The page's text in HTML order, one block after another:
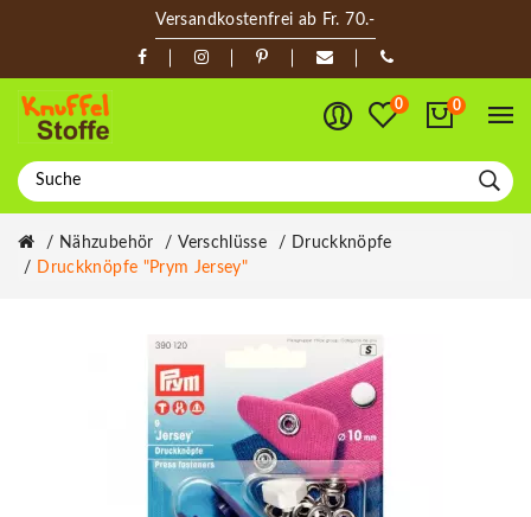
Versandkostenfrei ab Fr. 70.-
0 0
Nähzubehör Verschlüsse
Druckknöpfe
Druckknöpfe "Prym Jersey"